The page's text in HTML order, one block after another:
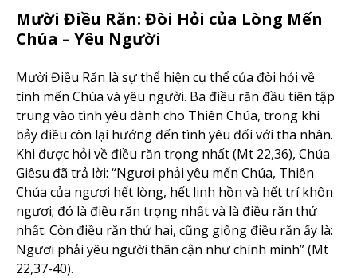
Mười Điều Răn: Đòi Hỏi của Lòng Mến
Chúa – Yêu Người
Mười Điều Răn là sự thể hiện cụ thể của đòi hỏi về
tình mến Chúa và yêu người. Ba điều răn đầu tiên tập
trung vào tình yêu dành cho Thiên Chúa, trong khi
bảy điều còn lại hướng đến tình yêu đối với tha nhân.
Khi được hỏi về điều răn trọng nhất (Mt 22,36), Chúa
Giêsu đã trả lời: “Ngươi phải yêu mến Chúa, Thiên
Chúa của ngươi hết lòng, hết linh hồn và hết trí khôn
ngươi; đó là điều răn trọng nhất và là điều răn thứ
nhất. Còn điều răn thứ hai, cũng giống điều răn ấy là:
Ngươi phải yêu người thân cận như chính mình” (Mt
22,37-40).